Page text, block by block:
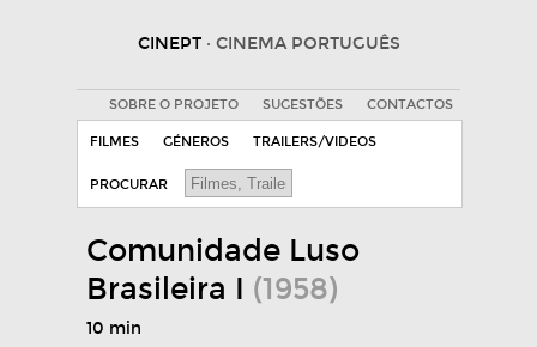
CINEPT · CINEMA PORTUGUÊS
SOBRE O PROJETO SUGESTÕES CONTACTOS
FILMES GÉNEROS TRAILERS/VIDEOS
PROCURAR
Comunidade Luso
Brasileira I (1958)
10 min